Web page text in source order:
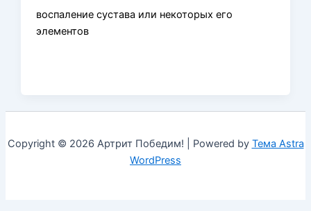
воспаление сустава или некоторых его
элементов
Copyright © 2026 Артрит Победим! | Powered by Тема Astra
WordPress